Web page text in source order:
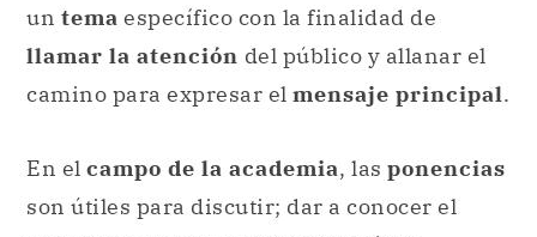
un tema específico con la finalidad de
llamar la atención del público y allanar el
camino para expresar el mensaje principal.
En el campo de la academia, las ponencias
son útiles para discutir; dar a conocer el